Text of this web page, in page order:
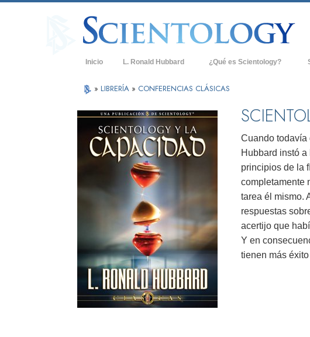
Inicio L. Ronald Hubbard ¿Qué es Scientology?
Creencias y Prácticas
Conoce a un Scientologist
Dentro de una Iglesia
Los Principios Básicos de
Una Introducción a Dianética
Amor y Odio: ¿Qué es
» LIBRERÍA » CONFERENCIAS CLÁSICAS
Cuando todavía
Hubbard instó
principios de la
completamente
tarea él mismo.
respuestas
acertijo que
Y en
tienen más